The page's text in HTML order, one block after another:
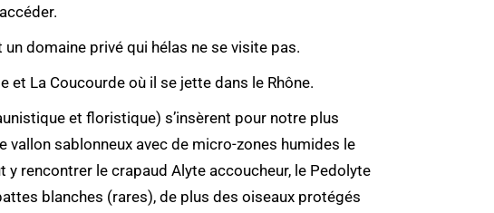
domaine privé qui hélas ne se visite pas.
et La Coucourde où il se jette dans le Rhône.
et floristique) s’insèrent pour notre plus
vallon sablonneux avec de micro-zones humides le
rencontrer le crapaud Alyte accoucheur, le Pedolyte
blanches (rares), de plus des oiseaux protégés